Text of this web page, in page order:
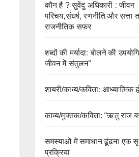
कौन है ? सुवेंदु अधिकारी : जीवन
परिचय,संघर्ष, रणनीति और सत्ता
राजनीतिक सफर
शब्दों की मर्यादा: बोलने की
जीवन में संतुलन”
शायरी/काव्य/कविता: आध्यात्मिक
काव्य/मुक्तक/कविता: “ऋतु राज
समस्याओं में समाधान ढूंढना एक
प्रक्रिया